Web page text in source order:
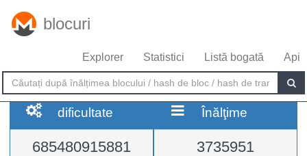
blocuri
Explorer Statistici Listă bogată Api
dificultate
685480915881
Înălţime
3735951